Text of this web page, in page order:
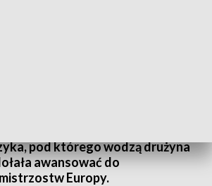
pod którego wodzą drużyna
awansować do
Europy.